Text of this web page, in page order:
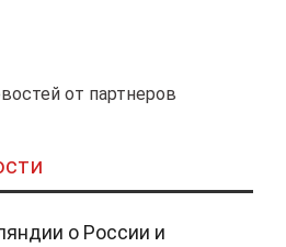
от партнеров
о России и